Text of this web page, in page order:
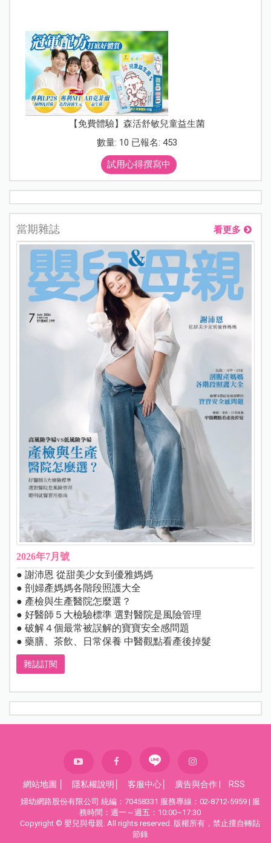
【免費體驗】森活舒敏兒童益生菌
數量: 10 已報名: 453
試用心得撰寫中
當期雜誌 看更多
2026年7月號
● 謝沛恩 從甜美少女到優雅媽媽
● 剖婦產媽媽各階段照護大全
● 產檢與生產醫院怎麼選？
● 好醫師５大檢驗標準 選對醫院是風險管理
● 破解４個最常被誤解的寶寶安全感問題
● 藥膳、茶飲、日常保養 中醫觀點看產後掉髮
雜誌訂閱
網站地圖 隱私權說明 客服中心 廣告與合作 RSS
婦幼網路股份有限公司 統編：70458331 服務專線：02-8712-5959 | 服
務時間：週一～週五：10:00~17:30
Copyright © 嬰兒與母親. All rights reserved. 版權所有，禁止擅自轉貼
節錄